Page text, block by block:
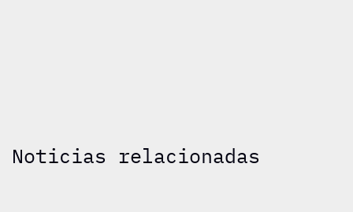
Noticias relacionadas